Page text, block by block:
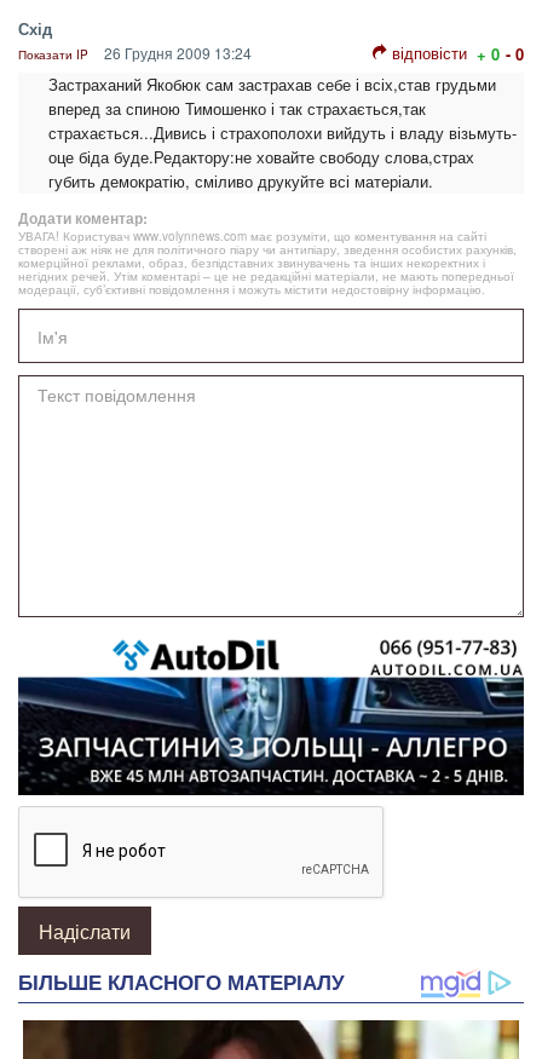
Схід
Показати IP 26 Грудня 2009 13:24 відповісти + 0 - 0
Застраханий Якобюк сам застрахав себе і всіх,став грудьми
вперед за спиною Тимошенко і так страхається,так
страхається...Дивись і страхополохи вийдуть і владу візьмуть-
оце біда буде.Редактору:не ховайте свободу слова,страх
губить демократію, сміливо друкуйте всі матеріали.
Додати коментар:
УВАГА! Користувач www.volynnews.com має розуміти, що коментування на сайті
створені аж ніяк не для політичного піару чи антипіару, зведення особистих рахунків,
комерційної реклами, образ, безпідставних звинувачень та інших некоректних і
негідних речей. Утім коментарі – це не редакційні матеріали, не мають попередньої
модерації, суб’єктивні повідомлення і можуть містити недостовірну інформацію.